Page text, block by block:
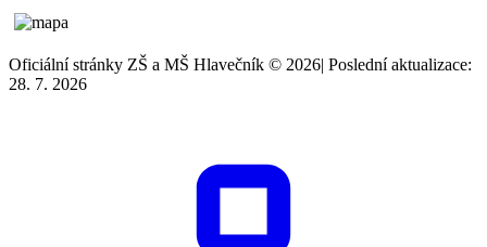
Oficiální stránky ZŠ a MŠ Hlavečník © 2026| Poslední aktualizace:
28. 7. 2026